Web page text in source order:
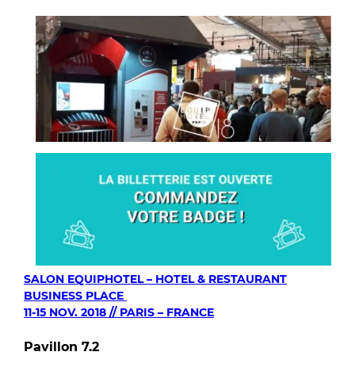
SALON EQUIPHOTEL – HOTEL & RESTAURANT
BUSINESS PLACE
11-15 NOV. 2018 // PARIS – FRANCE
Pavillon 7.2